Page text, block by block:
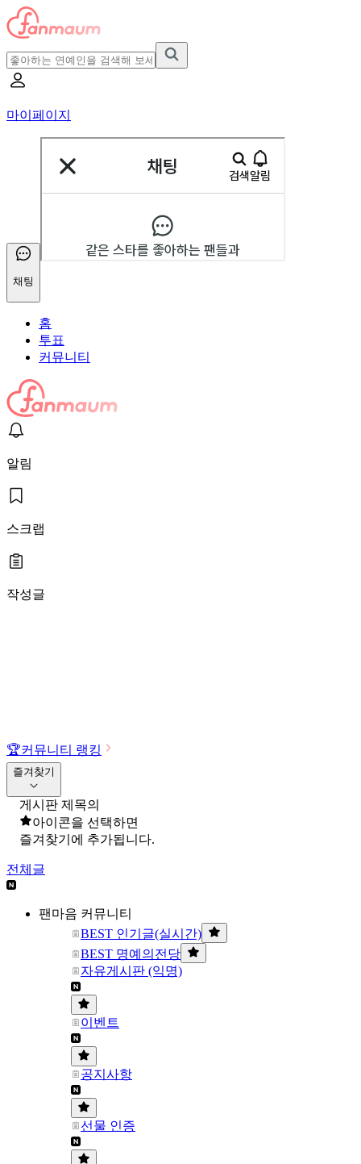
마이페이지
채팅
홈
투표
커뮤니티
알림
스크랩
작성글
🏆커뮤니티 랭킹
즐겨찾기
게시판 제목의
아이콘을 선택하면
즐겨찾기에 추가됩니다.
전체글
팬마음 커뮤니티
BEST 인기글(실시간)
BEST 명예의전당
자유게시판 (익명)
이벤트
공지사항
선물 인증